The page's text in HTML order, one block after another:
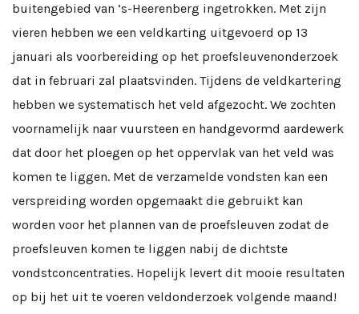
buitengebied van ’s-Heerenberg ingetrokken. Met zijn
vieren hebben we een veldkarting uitgevoerd op 13
januari als voorbereiding op het proefsleuvenonderzoek
dat in februari zal plaatsvinden. Tijdens de veldkartering
hebben we systematisch het veld afgezocht. We zochten
voornamelijk naar vuursteen en handgevormd aardewerk
dat door het ploegen op het oppervlak van het veld was
komen te liggen. Met de verzamelde vondsten kan een
verspreiding worden opgemaakt die gebruikt kan
worden voor het plannen van de proefsleuven zodat de
proefsleuven komen te liggen nabij de dichtste
vondstconcentraties. Hopelijk levert dit mooie resultaten
op bij het uit te voeren veldonderzoek volgende maand!